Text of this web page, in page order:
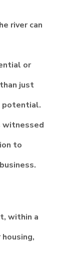
river can
or
just
potential.
witnessed
to
within a